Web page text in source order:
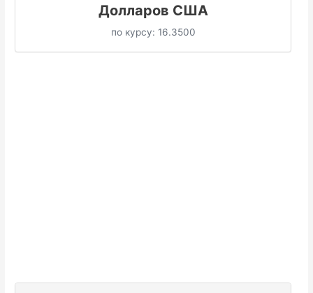
Долларов США
по курсу: 16.3500